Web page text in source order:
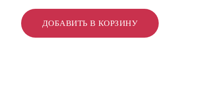
ДОБАВИТЬ В КОРЗИНУ